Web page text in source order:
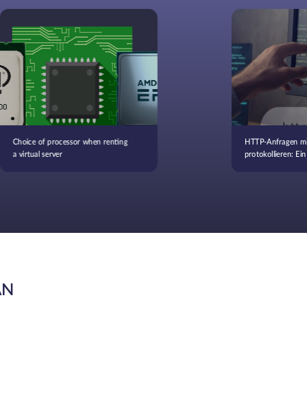
Choice of processor when renting
a virtual server
HTTP-Anfragen
protokollieren: